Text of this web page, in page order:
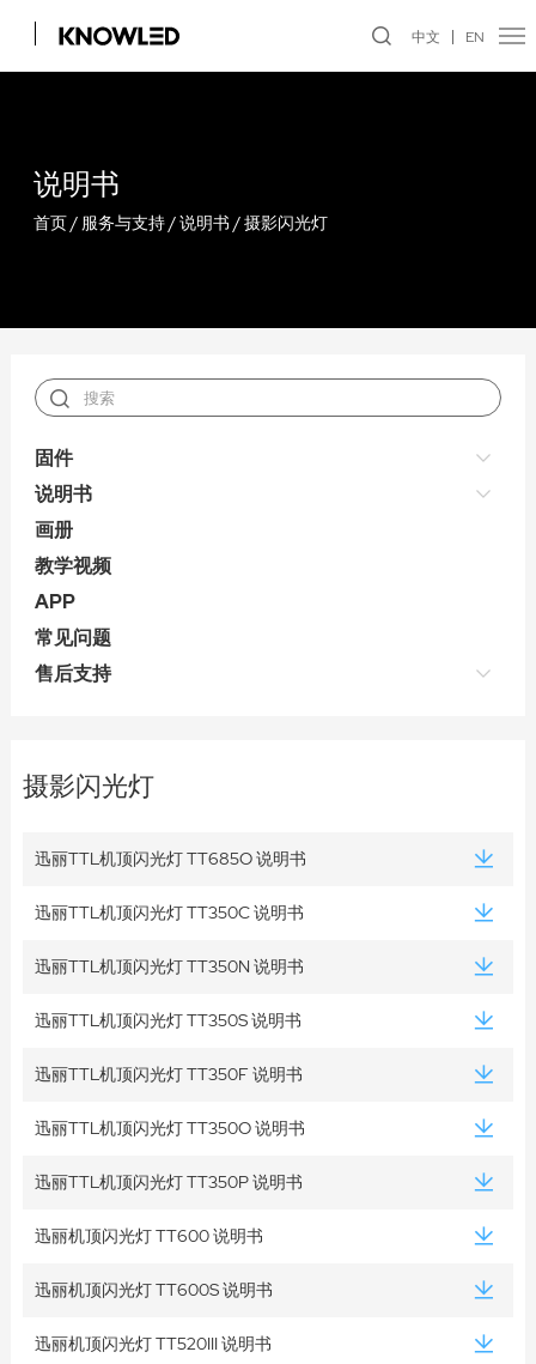
中文 EN
说明书
首页/ 服务与支持/说明书 /摄影闪光灯
固件
说明书
画册
教学视频
APP
常见问题
售后支持
摄影闪光灯
迅丽TTL机顶闪光灯 TT685O 说明书
迅丽TTL机顶闪光灯 TT350C 说明书
迅丽TTL机顶闪光灯 TT350N 说明书
迅丽TTL机顶闪光灯 TT350S 说明书
迅丽TTL机顶闪光灯 TT350F 说明书
迅丽TTL机顶闪光灯 TT350O 说明书
迅丽TTL机顶闪光灯 TT350P 说明书
迅丽机顶闪光灯 TT600 说明书
迅丽机顶闪光灯 TT600S 说明书
迅丽机顶闪光灯 TT520III 说明书